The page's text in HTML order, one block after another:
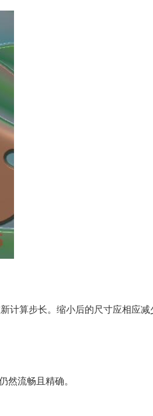
计算步长。缩小后的尺寸应相应减
然流畅且精确。